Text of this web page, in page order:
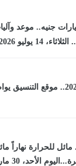
تفوق 4 مليارات جنيه..
2026 10:46 صـ
تنسيق الجامعات 2026.. موقع
للحرارة نهاراً